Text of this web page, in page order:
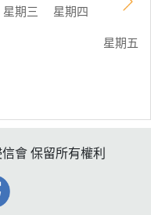
星期三
星期四
星期五
會 保留所有權利